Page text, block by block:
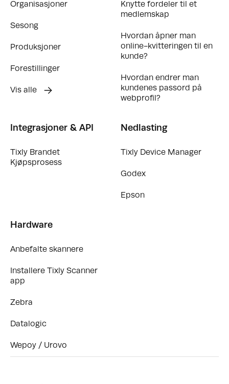
Organisasjoner
Sesong
Produksjoner
Forestillinger
Vis alle
Knytte fordeler til et
medlemskap
Hvordan åpner man
online-kvitteringen til en
kunde?
Hvordan endrer man
kundenes passord på
webprofil?
Integrasjoner & API
Tixly Brandet
Kjøpsprosess
Nedlasting
Tixly Device Manager
Godex
Epson
Hardware
Anbefalte skannere
Installere Tixly Scanner
app
Zebra
Datalogic
Wepoy / Urovo